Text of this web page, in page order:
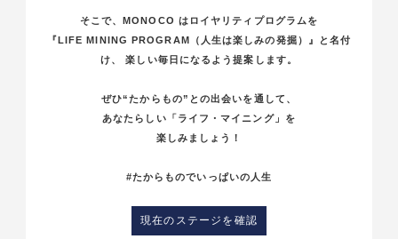
そこで、MONOCO はロイヤリティプログラムを
『LIFE MINING PROGRAM （人生は楽しみの発掘）』と名付
け、
楽しい毎日になるよう提案します。
ぜひ“たからもの”との出会いを通して、
あなたらしい「ライフ・マイニング」を
楽しみましょう！
#たからものでいっぱいの人生
現在のステージを確認